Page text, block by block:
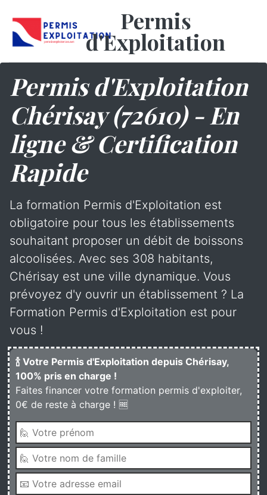
Permis
d'Exploitation
Permis d'Exploitation
Chérisay (72610) - En
ligne & Certification
Rapide
La formation Permis d'Exploitation est
obligatoire pour tous les établissements
souhaitant proposer un débit de boissons
alcoolisées. Avec ses 308 habitants,
Chérisay est une ville dynamique. Vous
prévoyez d'y ouvrir un établissement ? La
Formation Permis d'Exploitation est pour
vous !
🍾 Votre Permis d'Exploitation depuis Chérisay,
100% pris en charge !
Faites financer votre formation permis d'exploiter,
0€ de reste à charge ! 🆓